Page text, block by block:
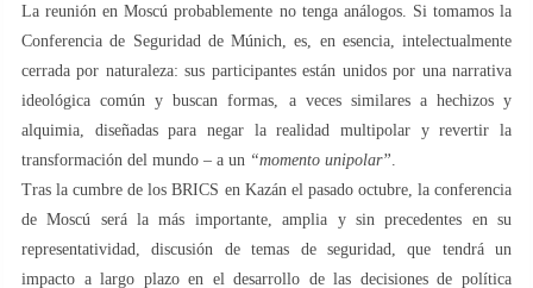
La reunión en Moscú probablemente no tenga análogos. Si tomamos la
Conferencia de Seguridad de Múnich, es, en esencia, intelectualmente
cerrada por naturaleza: sus participantes están unidos por una narrativa
ideológica común y buscan formas, a veces similares a hechizos y
alquimia, diseñadas para negar la realidad multipolar y revertir la
transformación del mundo – a un “momento unipolar”
Tras la cumbre de los BRICS en Kazán el pasado octubre, la conferencia
de Moscú será la más importante, amplia y sin precedentes en su
representatividad, discusión de temas de seguridad, que tendrá un
impacto a largo plazo en el desarrollo de las decisiones de política